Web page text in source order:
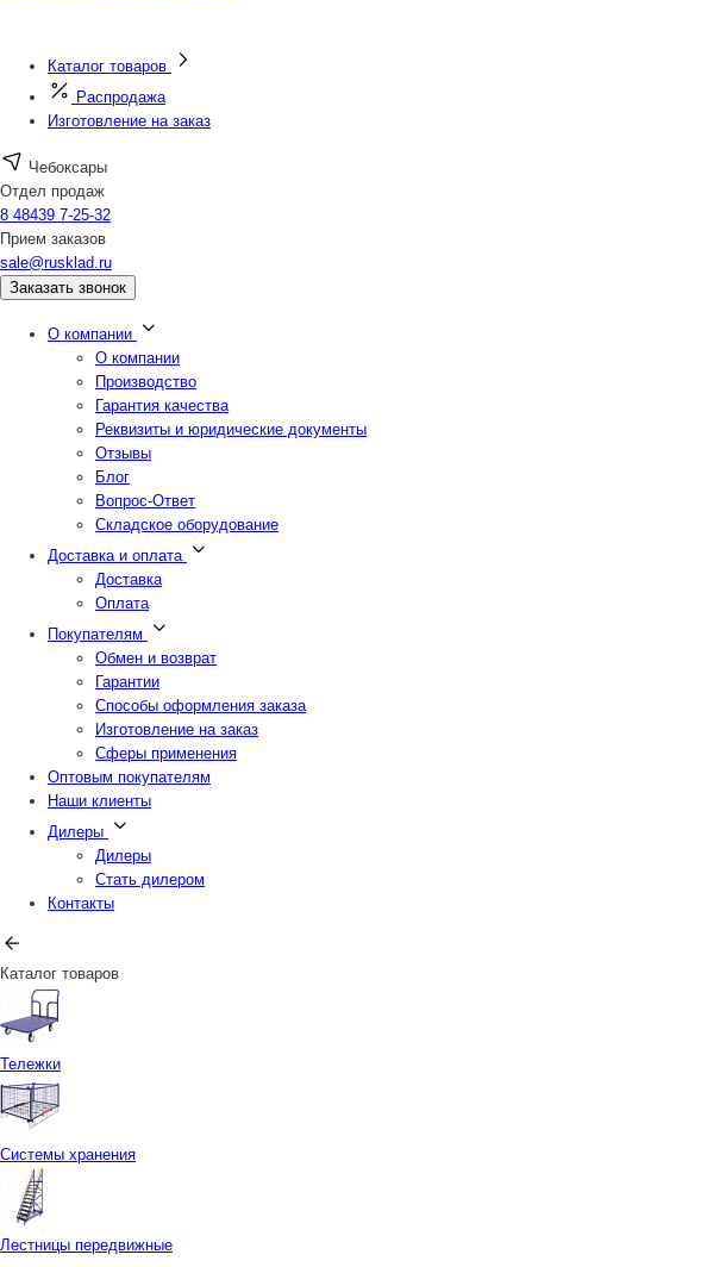
Каталог товаров
Распродажа
Изготовление на заказ
Чебоксары
Отдел продаж
8 48439 7-25-32
Прием заказов
sale@rusklad.ru
Заказать звонок
О компании
О компании
Производство
Гарантия качества
Реквизиты и юридические документы
Отзывы
Блог
Вопрос-Ответ
Складское оборудование
Доставка и оплата
Доставка
Оплата
Покупателям
Обмен и возврат
Гарантии
Способы оформления заказа
Изготовление на заказ
Сферы применения
Оптовым покупателям
Наши клиенты
Дилеры
Дилеры
Стать дилером
Контакты
Каталог товаров
Тележки
Системы хранения
Лестницы передвижные